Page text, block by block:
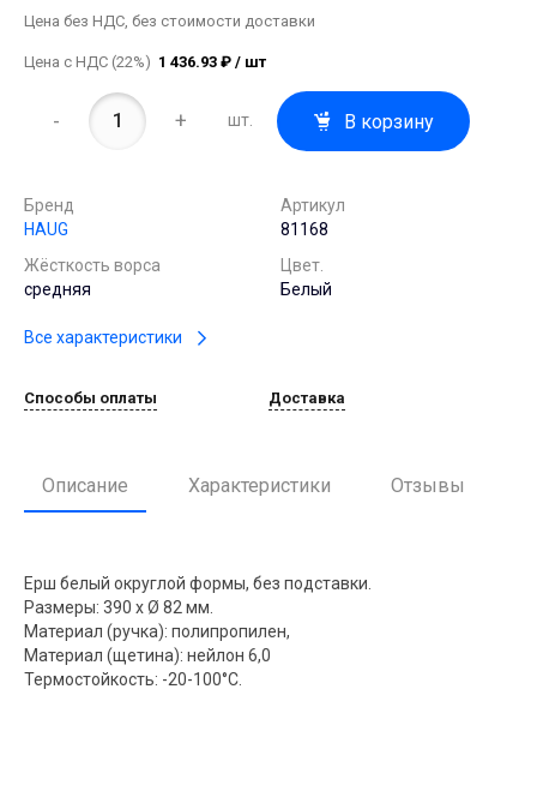
Цена без НДС, без стоимости доставки
Цена с НДС (22%) 1 436.93 ₽ / шт
- + шт. В корзину
Бренд
HAUG
Артикул
81168
Жёсткость ворса
средняя
Цвет.
Белый
Все характеристики
Способы оплаты Доставка
Описание Характеристики Отзывы
Ерш белый округлой формы, без подставки.
Размеры: 390 x Ø 82 мм.
Материал (ручка): полипропилен,
Материал (щетина): нейлон 6,0
Термостойкость: -20-100°C.